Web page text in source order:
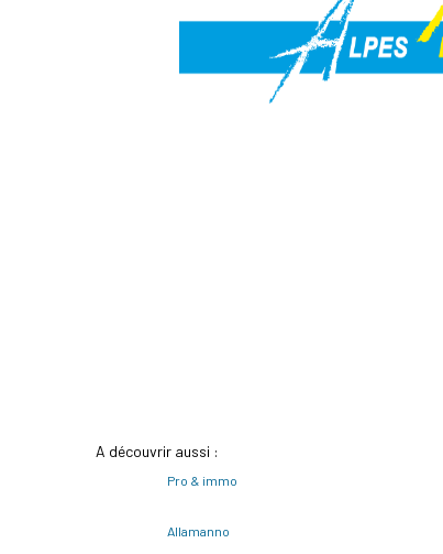
A découvrir aussi :
Pro & immo
Allamanno